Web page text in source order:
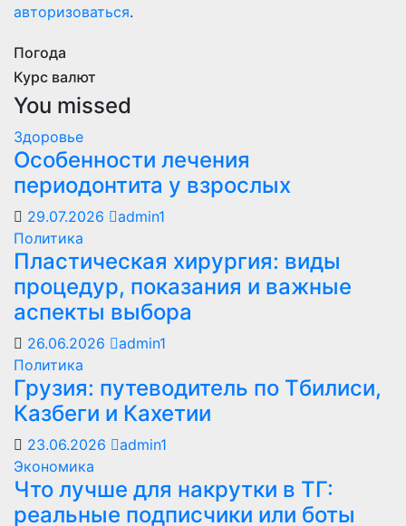
авторизоваться.
Погода
Курс валют
You missed
Здоровье
Особенности лечения
периодонтита у взрослых
29.07.2026
admin1
Политика
Пластическая хирургия: виды
процедур, показания и важные
аспекты выбора
26.06.2026
admin1
Политика
Грузия: путеводитель по Тбилиси,
Казбеги и Кахетии
23.06.2026
admin1
Экономика
Что лучше для накрутки в ТГ:
реальные подписчики или боты